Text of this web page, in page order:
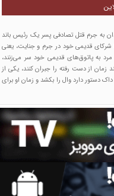
که به تازگی پس از تحمل ۲۸ سال زندان به جرم قتل تصادفی پسر یک رئیس باند
قدیمی خود در جرم و جنایت، یعنی
به پاتوق‌های قدیمی خود سر می‌زنند،
از دست رفته را جبران کنند، یکی از
دستور دارد وال را بکشد و زمان او برای